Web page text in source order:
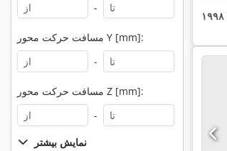
-
مسافت حرکت محور Y [mm]:
-
مسافت حرکت محور Z [mm]:
-
نمایش بیشتر
۱۹۹۸